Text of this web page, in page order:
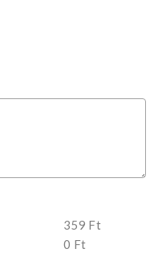
359 Ft
0 Ft